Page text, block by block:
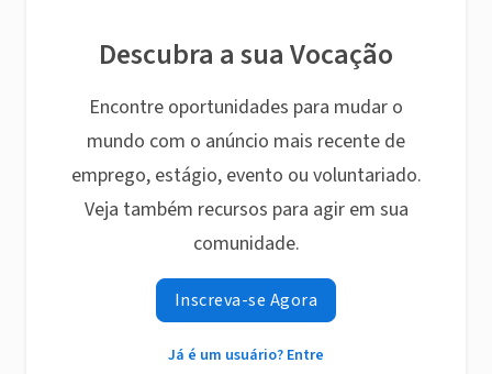
Descubra a sua Vocação
Encontre oportunidades para mudar o
mundo com o anúncio mais recente de
emprego, estágio, evento ou voluntariado.
Veja também recursos para agir em sua
comunidade.
Inscreva-se Agora
Já é um usuário? Entre